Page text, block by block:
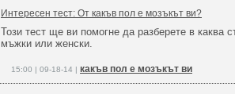
Интересен тест: От какъв пол е мозъкът ви?
То­зи тест ще ви по­мог­не да раз­бе­ре­те в как­ва
мъж­ки или жен­ски.
15:00 | 09-18-14 | какъв пол е мозъкът ви